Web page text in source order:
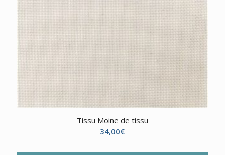
Tissu Moine de tissu
34,00€